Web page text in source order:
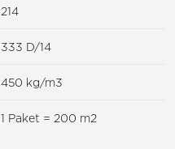
214
333 D/14
450 kg/m3
1 Paket = 200 m2